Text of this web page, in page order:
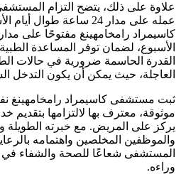
علاوة على ذلك، يتضح التزام
عمله على مدار 24 ساعة
كاسيمراد رامخامهينغ مفتوحًا على
الأسبوع، لضمان توفر المساعدة
القدرة الحاسمة ضرورية في حالات
العاجلة، حيث يمكن أن يكون التدخل
ثبت مستشفى كاسيمراد رامخامهينغ
موثوقة، معترف بها لالتزامها
يركز على المريض. مع خبرته الطويلة
والموظفين المخلصين واهتمامه
المستشفى شعاعًا للصحة والشفاء في
وراءه.